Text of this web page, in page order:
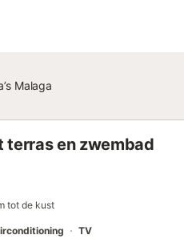
Malaga
terras en zwembad
tot de kust
TV